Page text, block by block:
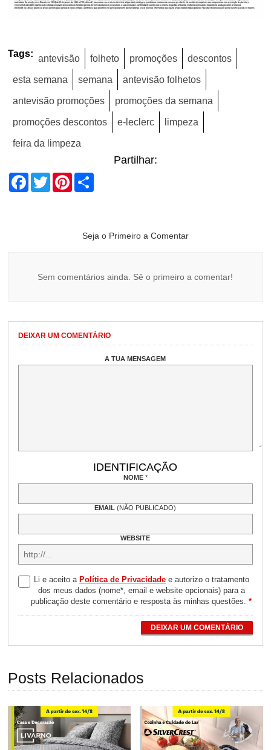
Tags: antevisão folheto promoções descontos
esta semana semana antevisão folhetos
antevisão promoções promoções da semana
promoções descontos e-leclerc limpeza
feira da limpeza
Partilhar:
Facebook
TwitterPinterest
Seja o Primeiro a Comentar
Sem comentários ainda. Sê o primeiro a comentar!
DEIXAR UM COMENTÁRIO
A TUA MENSAGEM
IDENTIFICAÇÃO
NOME *
EMAIL(NÃO PUBLICADO)
WEBSITE
Li e aceito a Política de Privacidadee autorizo o tratamento
dos meus dados (nome*, email e website opcionais) para a
publicação deste comentário e resposta às minhas questões.*
DEIXAR UM COMENTÁRIO
Posts Relacionados